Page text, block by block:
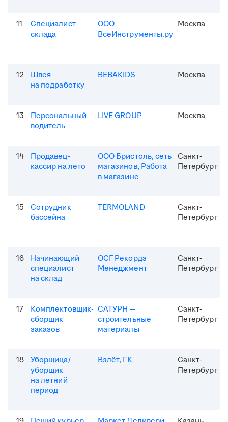
11
Специалист
склада
ООО
ВсеИнструменты.ру
Москва
12
Швея
на подработку
BEBAKIDS Москва
13
Персональный
водитель
LIVE GROUP Москва
14
Продавец-
кассир на лето
ООО Бристоль, сеть
магазинов, Работа
в магазине
Санкт-
Петербург
15
Сотрудник
бассейна
TERMOLAND
Санкт-
Петербург
16
Начинающий
специалист
на склад
ОСГ Рекордз
Менеджмент
Санкт-
Петербург
17
Комплектовщик-
сборщик
заказов
САТУРН —
строительные
материалы
Санкт-
Петербург
18
Уборщица/
уборщик
на летний
период
Взлёт, ГК
Санкт-
Петербург